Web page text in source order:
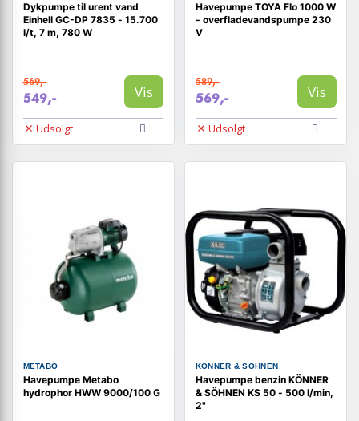
Dykpumpe til urent vand
Einhell GC-DP 7835 - 15.700
l/t, 7 m, 780 W
569,-
549,- Vis
Udsolgt
Havepumpe TOYA Flo 1000 W
- overfladevandspumpe 230
V
589,-
569,- Vis
Udsolgt
METABO
Havepumpe Metabo
hydrophor HWW 9000/100 G
KÖNNER & SÖHNEN
Havepumpe benzin KÖNNER
& SÖHNEN KS 50 - 500 l/min,
2"